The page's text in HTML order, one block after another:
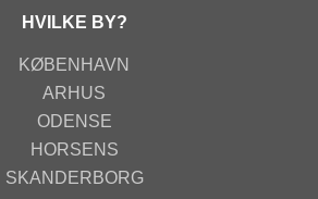
HVILKE BY?
KØBENHAVN
ARHUS
ODENSE
HORSENS
SKANDERBORG